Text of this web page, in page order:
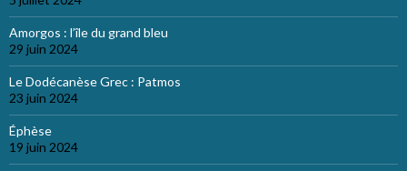
Amorgos : l’île du grand bleu
29 juin 2024
Le Dodécanèse Grec : Patmos
23 juin 2024
Éphèse
19 juin 2024